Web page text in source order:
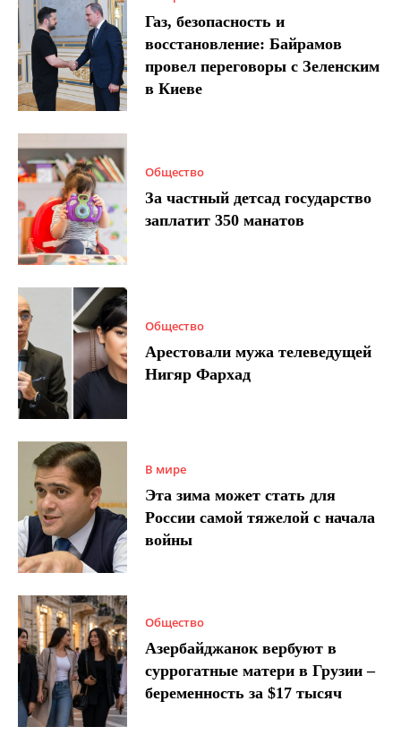
Газ, безопасность и
восстановление: Байрамов
провел переговоры с Зеленским
в Киеве
Общество
За частный детсад государство
заплатит 350 манатов
Общество
Арестовали мужа телеведущей
Нигяр Фархад
В мире
Эта зима может стать для
России самой тяжелой с начала
войны
Общество
Азербайджанок вербуют в
суррогатные матери в Грузии –
беременность за $17 тысяч